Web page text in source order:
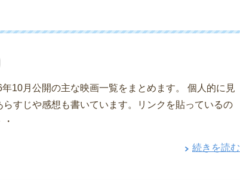
10月公開の主な映画一覧をまとめます。 個人的に見
すじや感想も書いています。リンクを貼っているの
続きを読む